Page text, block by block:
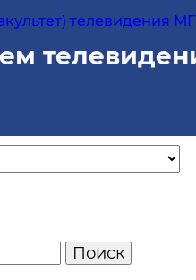
телевидения